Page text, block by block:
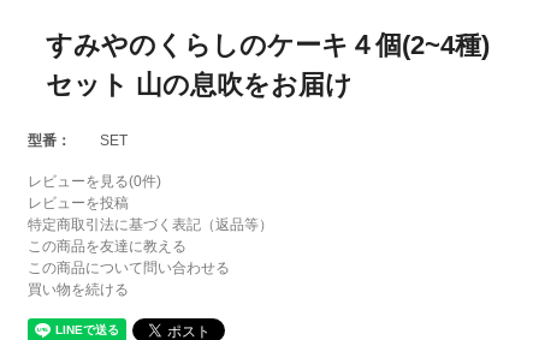
すみやのくらしのケーキ４個(2~4種)
セット 山の息吹をお届け
型番： SET
レビューを見る(0件)
レビューを投稿
特定商取引法に基づく表記（返品等）
この商品を友達に教える
この商品について問い合わせる
買い物を続ける